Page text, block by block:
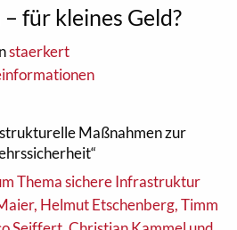
für kleines Geld?
staerkert
Maßnahmen zur